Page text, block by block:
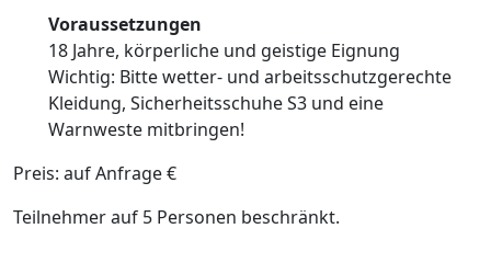
Voraussetzungen
18 Jahre, körperliche und geistige Eignung
Wichtig: Bitte wetter- und arbeitsschutzgerechte
Kleidung, Sicherheitsschuhe S3 und eine
Warnweste mitbringen!
Preis: auf Anfrage €
Teilnehmer auf 5 Personen beschränkt.